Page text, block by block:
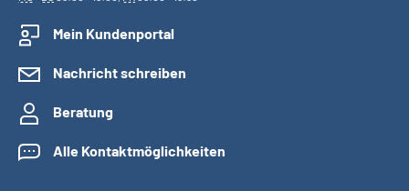
Mein Kundenportal
Nachricht schreiben
Beratung
Alle Kontaktmöglichkeiten